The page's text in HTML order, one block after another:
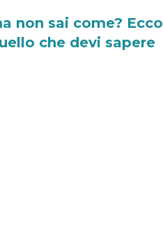
non sai come? Ecco
che devi sapere